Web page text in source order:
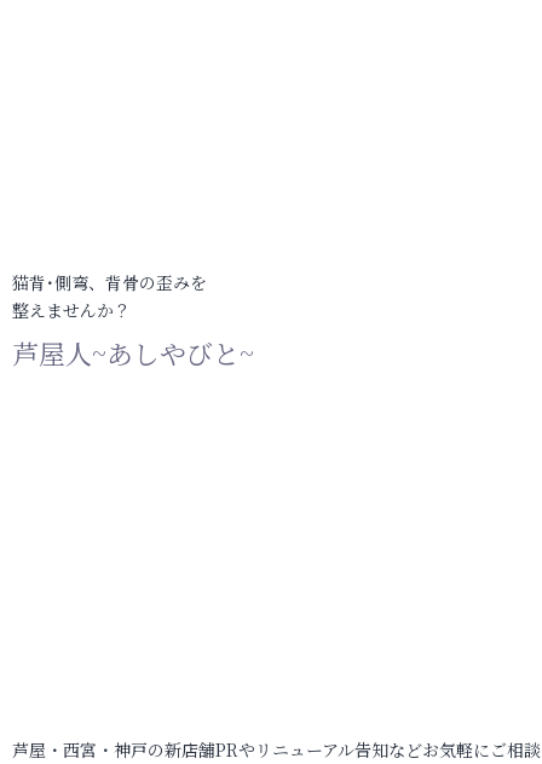
猫背･側弯、背骨の歪みを
整えませんか？
芦屋人~あしやびと~
芦屋・西宮・神戸の新店舗PRやリニューアル告知などお気軽にご相